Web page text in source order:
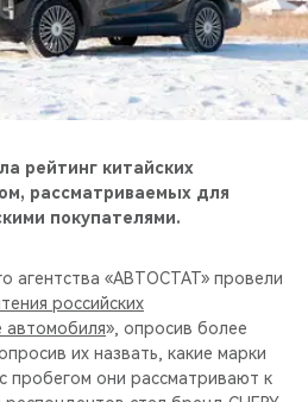
рейтинг китайских
рассматриваемых для
покупателями.
агентства «АВТОСТАТ» провели
российских
автомобиля», опросив более
их назвать, какие марки
пробегом они рассматривают к